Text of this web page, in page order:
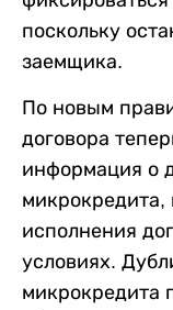
поскольку
заемщика.
По новым
договора
информация о
микрокредита,
исполнения
условиях.
микрокредита